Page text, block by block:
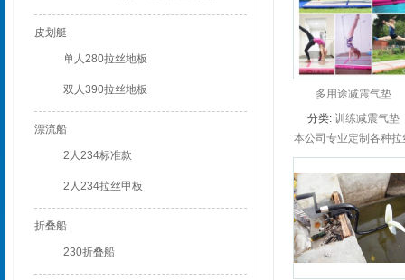
皮划艇
单人280拉丝地板
双人390拉丝地板
漂流船
2人234标准款
2人234拉丝甲板
折叠船
230折叠船
多用途减震气垫
分类: 训练减震气垫
本公司专业定制各种拉
气垫，同样采用韩国东
会社所生产的拉丝气垫
具有减震耐磨抗老化，
适美观等特点。 用途
泛，适用于...